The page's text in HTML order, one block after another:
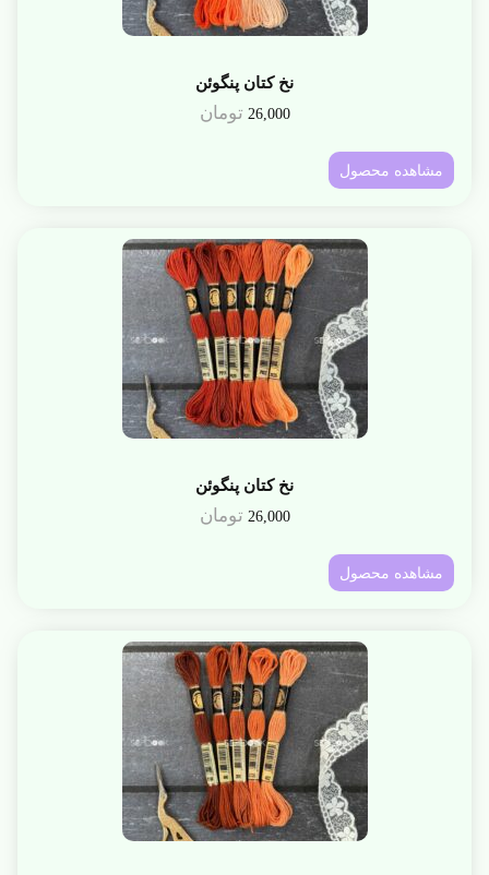
نخ کتان پنگوئن
26,000 تومان
مشاهده محصول
نخ کتان پنگوئن
26,000 تومان
مشاهده محصول